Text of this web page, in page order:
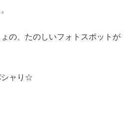
の、たのしいフォトスポットが
シャり☆